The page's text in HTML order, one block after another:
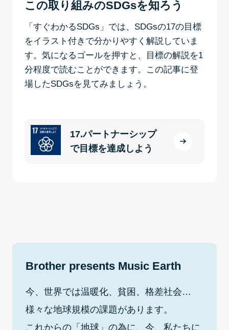
この取り組みのSDGsを知ろう
「すぐわかるSDGs」では、SDGsの17の目標
をイラスト付きで分かりやすく解説していま
す。気になるゴールを押すと、目標の解説を1
分程度で読むことができます。この記事に登
場したSDGsを見てみましょう。
17.パートナーシップ
で目標を達成しよう
Brother presents Music Earth
今、世界では温暖化、貧困、格差社会…
様々な地球規模の課題があります。
これからの「地球」の為に、今、私たちに